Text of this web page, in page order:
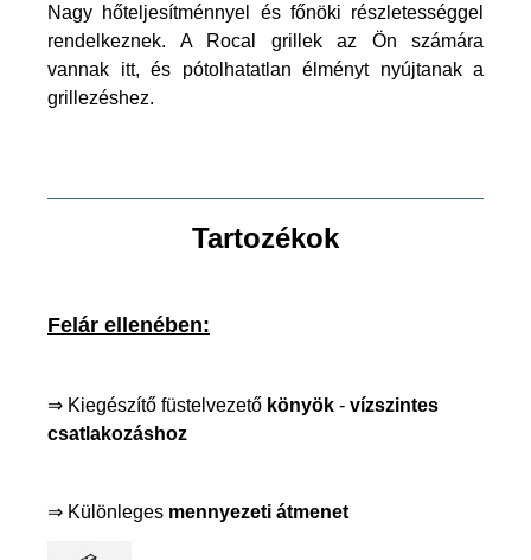
Nagy hőteljesítménnyel és főnöki részletességgel
rendelkeznek. A Rocal grillek az Ön számára
vannak itt, és pótolhatatlan élményt nyújtanak a
grillezéshez.
Tartozékok
Felár ellenében:
⇒ Kiegészítő füstelvezető könyök - vízszintes
csatlakozáshoz
⇒ Különleges mennyezeti átmenet